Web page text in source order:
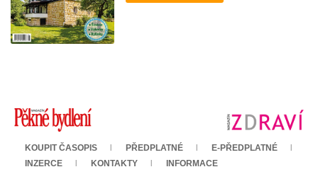
KOUPIT ČASOPIS PŘEDPLATNÉ
E-PŘEDPLATNÉ
INZERCE
KONTAKTY INFORMACE